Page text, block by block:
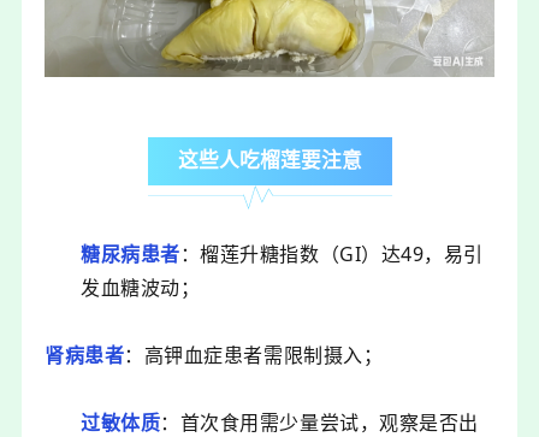
这些人吃榴莲要注意
糖尿病患者：榴莲升糖指数（GI）达49，易引
发血糖波动；
肾病患者： 高钾血症患者需限制摄入；
过敏体质： 首次食用需少量尝试，观察是否出